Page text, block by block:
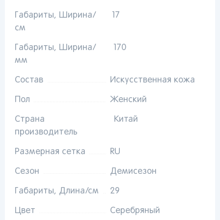
Габариты, Ширина/
см
17
Габариты, Ширина/
мм
170
Состав Искусственная кожа
Пол Женский
Страна
производитель
Китай
Размерная сетка RU
Сезон Демисезон
Габариты, Длина/см 29
Цвет Серебряный
Запомнить меня
От выбранного региона зависят доступные
способы доставки, их стоимость и наличие
Санкт-
Петербург
Волгоград
Ростов-на-
Челны